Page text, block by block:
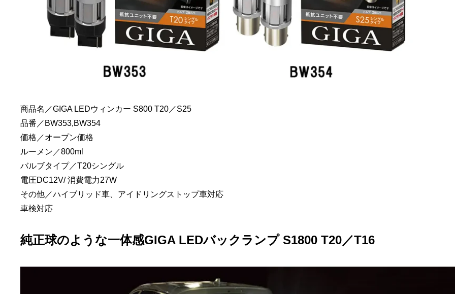
商品名／GIGA LEDウィンカー S800 T20／S25
品番／BW353,BW354
価格／オープン価格
ルーメン／800ml
バルブタイプ／T20シングル
電圧DC12V/ 消費電力27W
その他／ハイブリッド車、アイドリングストップ車対応
車検対応
純正球のような一体感GIGA LEDバックランプ S1800 T20／T16